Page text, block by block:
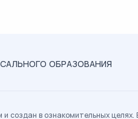
ОБРАЗОВАНИЯ
создан в ознакомительных